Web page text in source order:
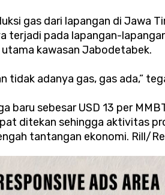
gas dari lapangan di Jawa
terjadi pada lapangan-
kawasan Jabodetabek.
tidak adanya gas, gas ada,”
baru sebesar USD 13 per
ditekan sehingga aktivitas
tantangan ekonomi. Rill/